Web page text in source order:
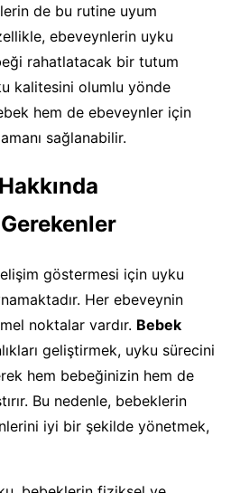
de bu rutine uyum
ebeveynlerin uyku
rahatlatacak bir tutum
kalitesini olumlu yönde
hem de ebeveynler için
sağlanabilir.
göstermesi için uyku
Her ebeveynin
noktalar vardır. Bebek
geliştirmek, uyku sürecini
hem bebeğinizin hem de
Bu nedenle, bebeklerin
iyi bir şekilde yönetmek,